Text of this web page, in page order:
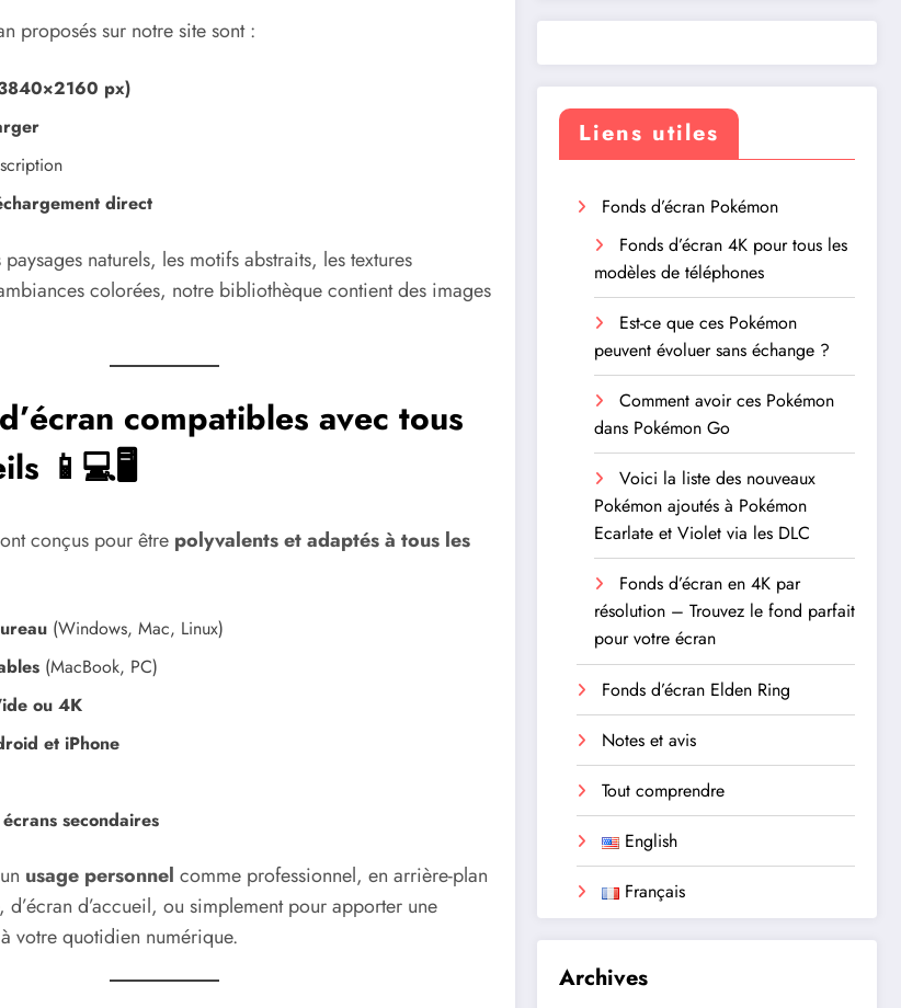
proposés sur notre site sont :
px)
direct
naturels, les motifs abstraits, les textures
colorées, notre bibliothèque contient des images
compatibles avec tous
📱💻🖥️
conçus pour être polyvalents et adaptés à tous les
(Windows, Mac, Linux)
(MacBook, PC)
ou 4K
et iPhone
secondaires
usage personnel comme professionnel, en arrière-plan
d’accueil, ou simplement pour apporter une
votre quotidien numérique.
Liens utiles
Fonds d’écran Pokémon
Fonds d’écran 4K pour tous les
modèles de téléphones
Est-ce que ces Pokémon
peuvent évoluer sans échange ?
Comment avoir ces Pokémon
dans Pokémon Go
Voici la liste des nouveaux
Pokémon ajoutés à Pokémon
Ecarlate et Violet via les DLC
Fonds d’écran en 4K par
résolution – Trouvez le fond parfait
pour votre écran
Fonds d’écran Elden Ring
Notes et avis
Tout comprendre
English
Français
Archives